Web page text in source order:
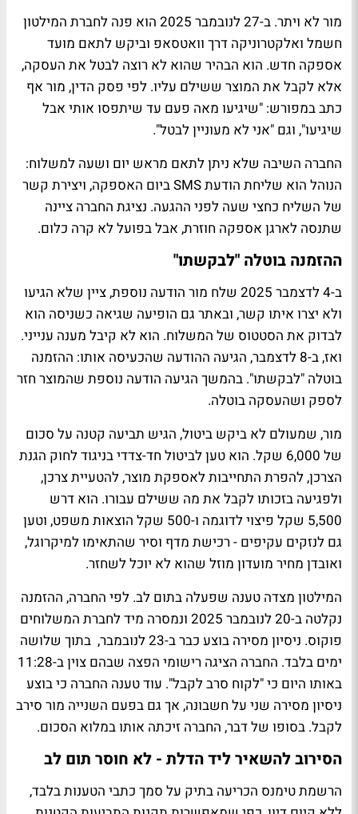
מור לא ויתר. ב-27 לנובמבר 2025 הוא פנה לחברת המילטון
חשמל ואלקטרוניקה דרך וואטסאפ וביקש לתאם מועד
אספקה חדש. הוא הבהיר שהוא לא רוצה לבטל את העסקה,
אלא לקבל את המוצר ששילם עליו. לפי פסק הדין, מור אף
כתב במפורש: "שיגיעו מאה פעם עד שיתפסו אותי אבל
שיגיעו", וגם "אני לא מעוניין לבטל".
החברה השיבה שלא ניתן לתאם מראש יום ושעה למשלוח:
הנוהל הוא שליחת הודעת SMS ביום האספקה, ויצירת קשר
של השליח כחצי שעה לפני ההגעה. נציגת החברה ציינה
שתנסה לארגן אספקה חוזרת, אבל בפועל לא קרה כלום.
ההזמנה בוטלה "לבקשתו"
ב-4 לדצמבר 2025 שלח מור הודעה נוספת, ציין שלא הגיעו
ולא יצרו איתו קשר, ובאתר גם הופיעה שגיאה כשניסה הוא
לבדוק את הסטטוס של המשלוח. הוא לא קיבל מענה ענייני.
ואז, ב-8 לדצמבר, הגיעה ההודעה שהכעיסה אותו: ההזמנה
בוטלה "לבקשתו". בהמשך הגיעה הודעה נוספת שהמוצר חזר
לספק ושהעסקה בוטלה.
מור, שמעולם לא ביקש ביטול, הגיש תביעה קטנה על סכום
של 6,000 שקל. הוא טען לביטול חד-צדדי בניגוד לחוק הגנת
הצרכן, להפרת התחייבות לאספקת מוצר, להטעיית צרכן,
ולפגיעה בזכותו לקבל את מה ששילם עבורו. הוא דרש
5,500 שקל פיצוי לדוגמה ו-500 שקל הוצאות משפט, וטען
גם לנזקים עקיפים - רכישת מדף וסיר שהתאימו למיקרוגל,
ואובדן מחיר מועדון מוזל שהוא לא יוכל לשחזר.
המילטון מצדה טענה שפעלה בתום לב. לפי החברה, ההזמנה
נקלטה ב-20 לנובמבר 2025 ונמסרה מיד לחברת המשלוחים
פוקוס. ניסיון מסירה בוצע כבר ב-23 לנובמבר, בתוך שלושה
ימים בלבד. החברה הציגה רישומי הפצה שבהם צוין ב-11:28
באותו היום כי "לקוח סרב לקבל". עוד טענה החברה כי בוצע
ניסיון מסירה שני על חשבונה, אך גם בפעם השנייה מור סירב
לקבל. בסופו של דבר, החברה זיכתה אותו במלוא הסכום.
הסירוב להשאיר ליד הדלת - לא חוסר תום לב
הרשמת טימנס הכריעה בתיק על סמך כתבי הטענות בלבד,